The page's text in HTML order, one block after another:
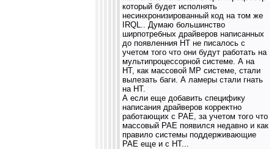
который будет исполнять
несинхронизированный код на том же
IRQL.. Думаю большинство
ширпотребных драйверов написанных
до появленния НТ не писалось с
учетом того что они будут работать на
мультипроцессорной системе. А на
НТ, как массовой МР системе, стали
вылезать баги. А ламеры стали гнать
на НТ.
А если еще добавить специфику
написания драйверов корректно
работающих с PAE, за учетом того что
массовый РАЕ появился недавно и как
правило системы поддерживающие
РАЕ еще и с НТ...